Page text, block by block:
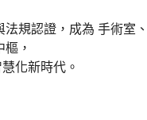
規認證，成為 手術室
，
化新時代。